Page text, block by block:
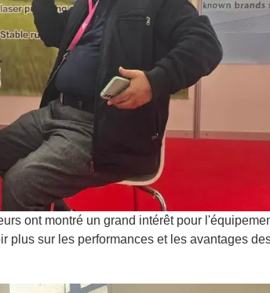
ont montré un grand intérêt pour
plus sur les performances et les avantages